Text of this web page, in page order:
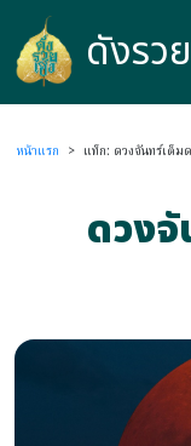
ดังรวยเฮง
ดังรว
หน้าแรก > แท็ก: ดวงจันทร์เต็ม
ดวง